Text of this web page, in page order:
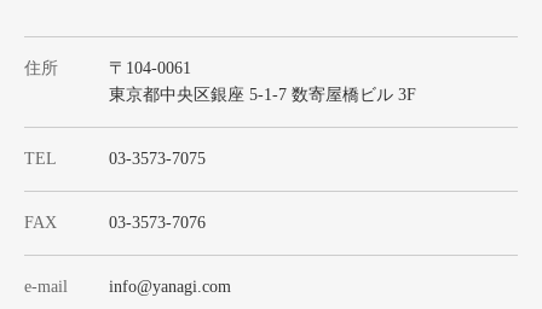
住所
〒104-0061
東京都中央区銀座 5-1-7 数寄屋橋ビル 3F
TEL 03-3573-7075
FAX 03-3573-7076
e-mail info@yanagi.com